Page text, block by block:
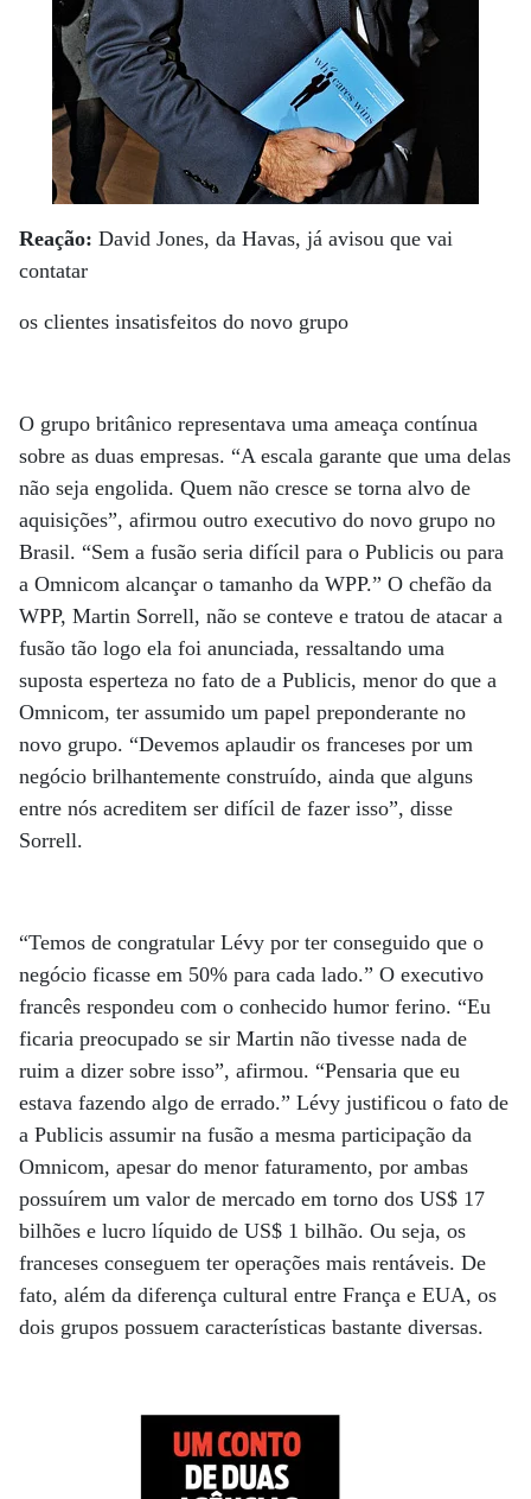
Reação: David Jones, da Havas, já avisou que vai
contatar
os clientes insatisfeitos do novo grupo
O grupo britânico representava uma ameaça contínua
sobre as duas empresas. “A escala garante que uma delas
não seja engolida. Quem não cresce se torna alvo de
aquisições”, afirmou outro executivo do novo grupo no
Brasil. “Sem a fusão seria difícil para o Publicis ou para
a Omnicom alcançar o tamanho da WPP.” O chefão da
WPP, Martin Sorrell, não se conteve e tratou de atacar a
fusão tão logo ela foi anunciada, ressaltando uma
suposta esperteza no fato de a Publicis, menor do que a
Omnicom, ter assumido um papel preponderante no
novo grupo. “Devemos aplaudir os franceses por um
negócio brilhantemente construído, ainda que alguns
entre nós acreditem ser difícil de fazer isso”, disse
Sorrell.
“Temos de congratular Lévy por ter conseguido que o
negócio ficasse em 50% para cada lado.” O executivo
francês respondeu com o conhecido humor ferino. “Eu
ficaria preocupado se sir Martin não tivesse nada de
ruim a dizer sobre isso”, afirmou. “Pensaria que eu
estava fazendo algo de errado.” Lévy justificou o fato de
a Publicis assumir na fusão a mesma participação da
Omnicom, apesar do menor faturamento, por ambas
possuírem um valor de mercado em torno dos US$ 17
bilhões e lucro líquido de US$ 1 bilhão. Ou seja, os
franceses conseguem ter operações mais rentáveis. De
fato, além da diferença cultural entre França e EUA, os
dois grupos possuem características bastante diversas.